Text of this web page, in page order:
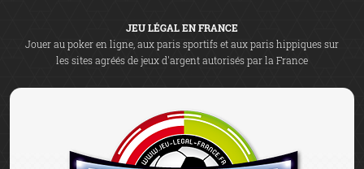
JEU LÉGAL EN FRANCE
Jouer au poker en ligne, aux paris sportifs et aux paris hippiques sur
les sites agréés de jeux d'argent autorisés par la France